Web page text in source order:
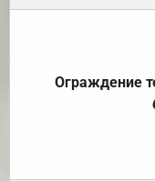
Ограждение